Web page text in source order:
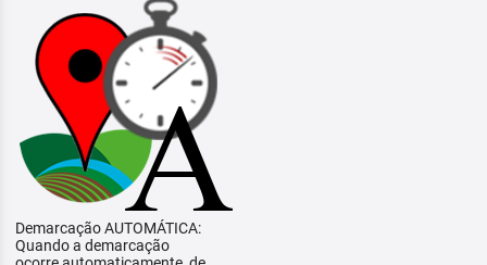
Demarcação AUTOMÁTICA:
Quando a demarcação